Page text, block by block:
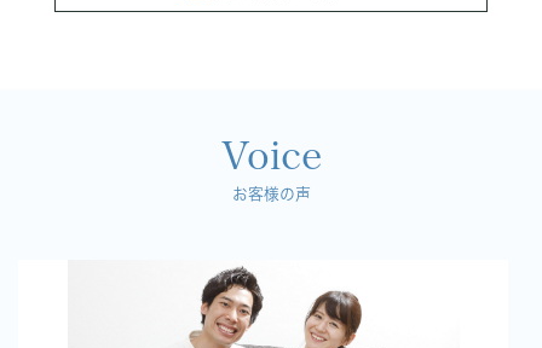
Voice
お客様の声